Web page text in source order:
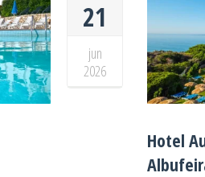
21
jun
2026
Hotel